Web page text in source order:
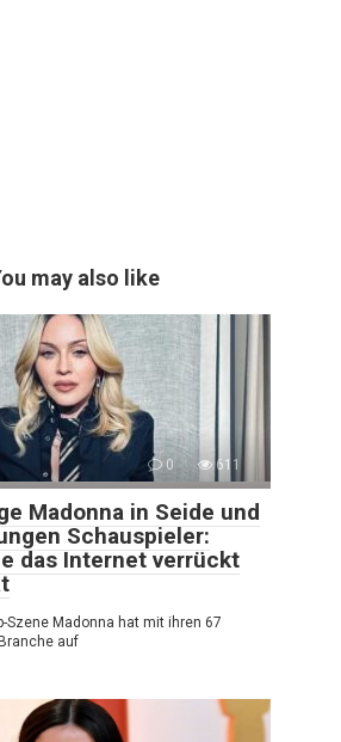
may also like
0 611
Madonna in Seide und
Schauspieler:
das Internet verrückt
Szene Madonna hat mit ihren 67
auf